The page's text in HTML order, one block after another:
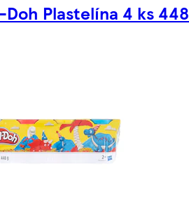
Doh Plastelína 4 ks 448